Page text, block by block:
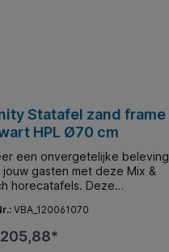
Statafel zand frame
HPL Ø70 cm
een onvergetelijke beleving
gasten met deze Mix &
horecatafels. Deze
gezellige terrassen en
horecagelegenheden de
om middels diverse
VBA_120061070